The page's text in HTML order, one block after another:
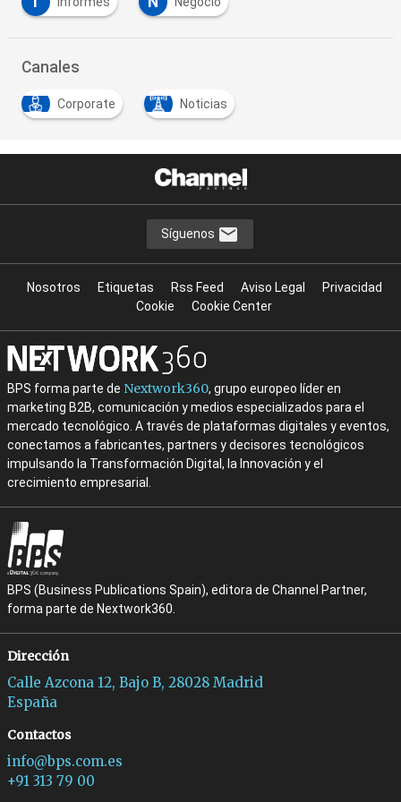
Canales
Corporate Noticias
Síguenos
Nosotros Etiquetas Rss Feed Aviso Legal
Privacidad
Cookie
Cookie Center
BPS forma parte de Nextwork360, grupo europeo líder en
marketing B2B, comunicación y medios especializados para el
mercado tecnológico. A través de plataformas digitales y eventos,
conectamos a fabricantes, partners y decisores tecnológicos
impulsando la Transformación Digital, la Innovación y el
crecimiento empresarial.
BPS (Business Publications Spain), editora de Channel Partner,
forma parte de Nextwork360.
Dirección
Calle Azcona 12, Bajo B, 28028 Madrid
España
Contactos
info@bps.com.es
+91 313 79 00